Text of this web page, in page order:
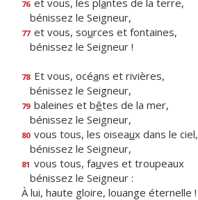
76 et vous, les plantes de la terre,
bénissez le Seigneur,
77 et vous, sources et fontaines,
bénissez le Seigneur !
78 Et vous, océans et rivières,
bénissez le Seigneur,
79 baleines et bêtes de la mer,
bénissez le Seigneur,
80 vous tous, les oiseaux dans le ciel,
bénissez le Seigneur,
81 vous tous, fauves et troupeaux
bénissez le Seigneur :
À lui, haute gloire, louange éternelle !